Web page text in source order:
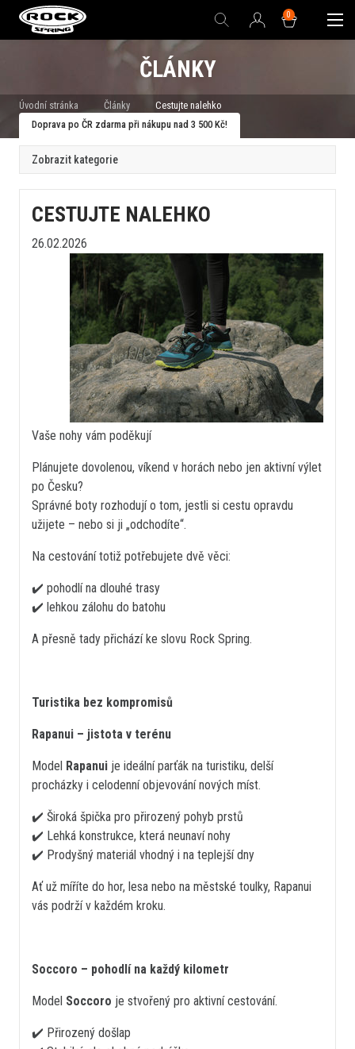
0
ČLÁNKY
Úvodní stránka Články
Cestujte nalehko
Doprava po ČR zdarma při nákupu nad 3 500 Kč!
CESTUJTE NALEHKO
26.02.2026
Vaše nohy vám poděkují
Plánujete dovolenou, víkend v horách nebo jen aktivní výlet
po Česku?
Správné boty rozhodují o tom, jestli si cestu opravdu
užijete – nebo si ji „odchodíte“.
Na cestování totiž potřebujete dvě věci:
✔️ pohodlí na dlouhé trasy
✔️ lehkou zálohu do batohu
A přesně tady přichází ke slovu Rock Spring.
Turistika bez kompromisů
Rapanui – jistota v terénu
Model Rapanui je ideální parťák na turistiku, delší
procházky i celodenní objevování nových míst.
✔️ Široká špička pro přirozený pohyb prstů
✔️ Lehká konstrukce, která neunaví nohy
✔️ Prodyšný materiál vhodný i na teplejší dny
Ať už míříte do hor, lesa nebo na městské toulky, Rapanui
vás podrží v každém kroku.
Soccoro – pohodlí na každý kilometr
Model Soccoro je stvořený pro aktivní cestování.
✔️ Přirozený došlap
Zobrazit kategorie